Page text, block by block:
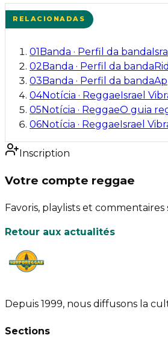
RELACIONADAS
01Banda · Perfil da banda
02Banda · Perfil da banda
03Banda · Perfil da banda
04Notícia · ReggaeIsrael
05Notícia · ReggaeO guia
06Notícia · ReggaeIsrael
Inscription
Votre compte reggae
Favoris, playlists et
Retour aux actualités
Depuis 1999, nous diffusons la
Sections